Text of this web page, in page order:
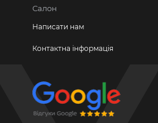
Салон
Написати нам
Контактна інформація